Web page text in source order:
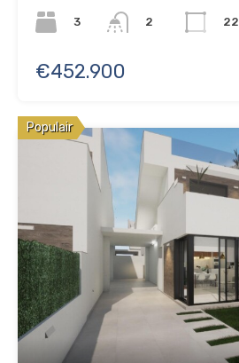
3
2
€452.900
Populair